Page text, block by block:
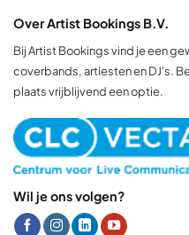
Over Artist Bookings B.V.
Bij Artist Bookings vind je een
coverbands, artiesten en DJ's.
plaats vrijblijvend een optie.
Wil je ons volgen?